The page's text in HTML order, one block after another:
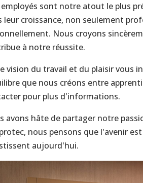
sont notre atout le plus
leur croissance, non seulement
Nous croyons
à notre réussite.
vision du travail et du plaisir vous
que nous créons entre
pour plus d'informations.
avons hâte de partager notre
nous pensons que l'avenir
aujourd'hui.